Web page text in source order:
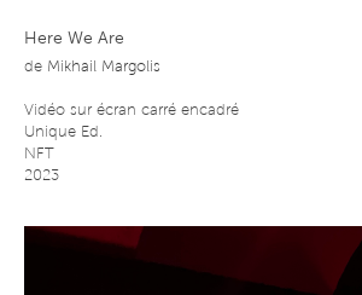
Here We Are
de Mikhail Margolis
Vidéo sur écran carré encadré
Unique Ed.
NFT
2023